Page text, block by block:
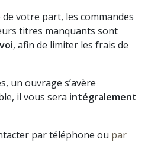
votre part, les commandes
titres manquants sont
, afin de limiter les frais de
un ouvrage s’avère
il vous sera intégralement
par téléphone ou par